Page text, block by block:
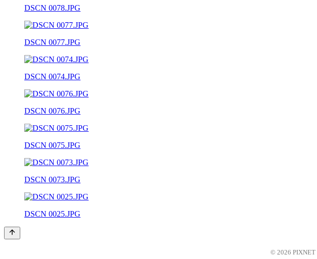
DSCN 0078.JPG
DSCN 0077.JPG
DSCN 0074.JPG
DSCN 0076.JPG
DSCN 0075.JPG
DSCN 0073.JPG
DSCN 0025.JPG
© 2026 PIXNET